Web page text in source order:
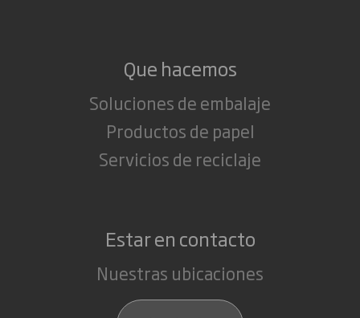
Que hacemos
Soluciones de embalaje
Productos de papel
Servicios de reciclaje
Estar en contacto
Nuestras ubicaciones